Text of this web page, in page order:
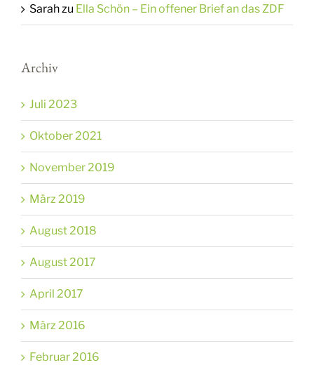
Sarahzu Ella Schön – Ein offener Brief an das ZDF
Archiv
Juli 2023
Oktober 2021
November 2019
März 2019
August 2018
August 2017
April 2017
März 2016
Februar 2016